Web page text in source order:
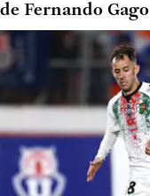
de Fernando Gago